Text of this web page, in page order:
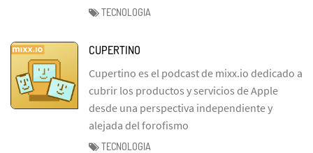
TECNOLOGIA
CUPERTINO
Cupertino es el podcast de mixx.io dedicado a
cubrir los productos y servicios de Apple
desde una perspectiva independiente y
alejada del forofismo
TECNOLOGIA